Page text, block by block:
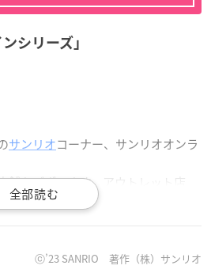
シリーズ」
サンリオコーナー、サンリオオンラ
舗もございます。アウトレット店
はお取り扱いがございません。
ⓒ’23 SANRIO 著作（株）サンリオ